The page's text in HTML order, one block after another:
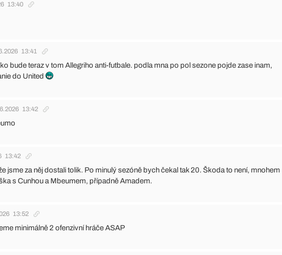
13:40
13:41
bude teraz v tom Allegriho anti-futbale. podla mna po pol sezone pojde zase inam,
do United
13:42
13:42
jsme za něj dostali tolik. Po minulý sezóně bych čekal tak 20. Škoda to není, mnohem
s Cunhou a Mbeumem, případně Amadem.
13:52
minimálně 2 ofenzivní hráče ASAP